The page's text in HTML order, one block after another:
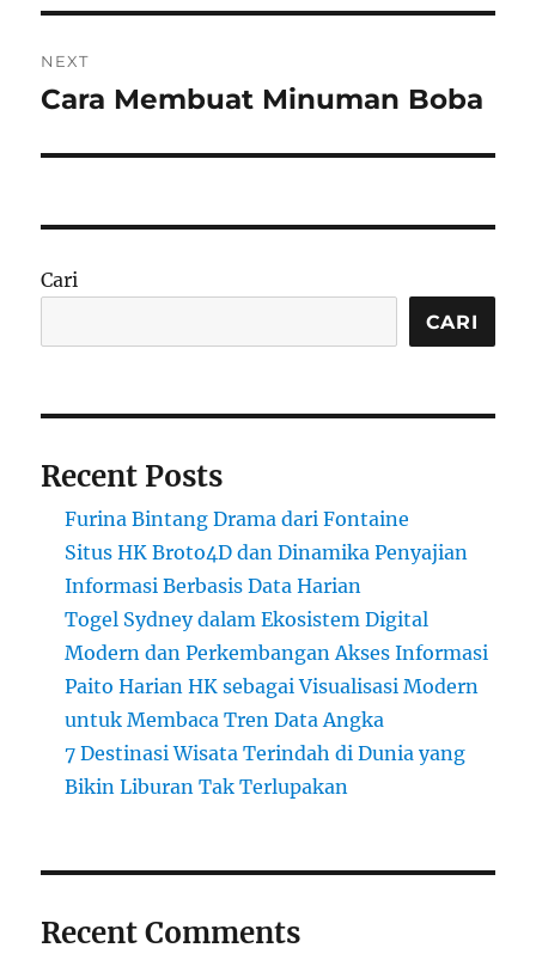
NEXT
Next
Cara Membuat Minuman Boba
Cari
CARI
Recent Posts
Furina Bintang Drama dari Fontaine
Situs HK Broto4D dan Dinamika Penyajian
Informasi Berbasis Data Harian
Togel Sydney dalam Ekosistem Digital
Modern dan Perkembangan Akses Informasi
Paito Harian HK sebagai Visualisasi Modern
untuk Membaca Tren Data Angka
7 Destinasi Wisata Terindah di Dunia yang
Bikin Liburan Tak Terlupakan
Recent Comments